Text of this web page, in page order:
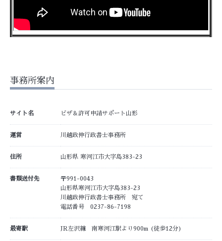
事務所案内
サイト名 ビザ＆許可申請サポート山形
運営 川越政伸行政書士事務所
住所 山形県 寒河江市大字島383-23
書類送付先
〒991-0043
山形県寒河江市大字島383-23
川越政伸行政書士事務所 宛て
電話番号 0237-86-7198
最寄駅 JR左沢線 南寒河江駅より900m (徒歩12分)